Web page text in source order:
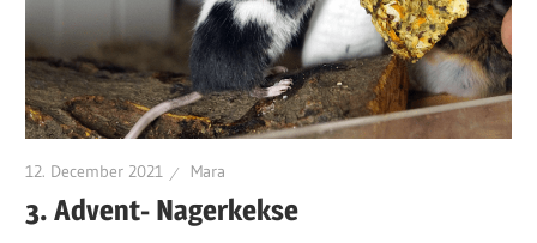
12. December 2021 Mara
3. Advent- Nagerkekse